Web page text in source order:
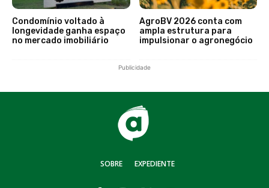
Condomínio voltado à
longevidade ganha espaço
no mercado imobiliário
AgroBV 2026 conta com
ampla estrutura para
impulsionar o agronegócio
Publicidade
SOBRE EXPEDIENTE